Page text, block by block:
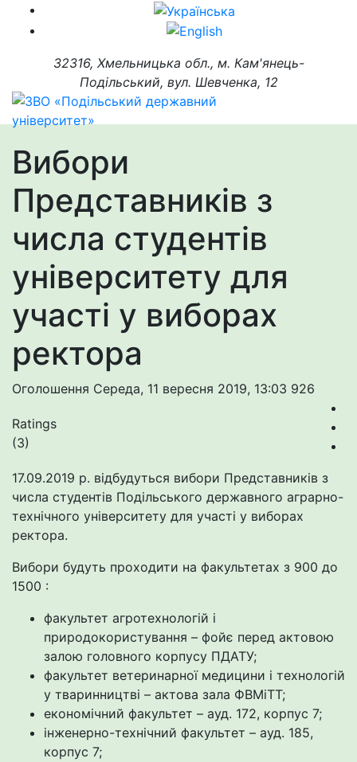
32316, Хмельницька обл., м. Кам'янець-
Подільський, вул. Шевченка, 12
Вибори
Представників з
числа студентів
університету для
участі у виборах
ректора
Оголошення Середа, 11 вересня 2019, 13:03 926
Ratings
(3)
17.09.2019 р. відбудуться вибори Представників з
числа студентів Подільського державного аграрно-
технічного університету для участі у виборах
ректора.
Вибори будуть проходити на факультетах з 900 до
1500 :
факультет агротехнологій і
природокористування – фойє перед актовою
залою головного корпусу ПДАТУ;
факультет ветеринарної медицини і технологій
у тваринництві – актова зала ФВМіТТ;
економічний факультет – ауд. 172, корпус 7;
інженерно-технічний факультет – ауд. 185,
корпус 7;